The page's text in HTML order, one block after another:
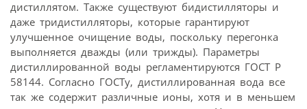
дистиллятом. Также существуют бидистилляторы и
даже тридистилляторы, которые гарантируют
улучшенное очищение воды, поскольку перегонка
выполняется дважды (или трижды). Параметры
дистиллированной воды регламентируются ГОСТ Р
58144. Согласно ГОСТу, дистиллированная вода все
так же содержит различные ионы, хотя и в меньшем